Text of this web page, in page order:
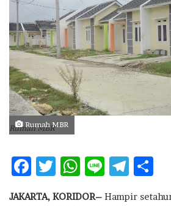
a
n
m
a
i
l
Rumah MBR
Rumah MBR
F
T
W Li T
JAKARTA, KORIDOR– Hampir